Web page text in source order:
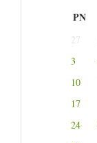
PN
27
3
10
17
24